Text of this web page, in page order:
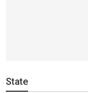
State